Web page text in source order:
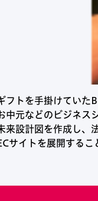
フトを手掛けていた
中元などのビジネス
来設計図を作成し、
サイトを展開するこ